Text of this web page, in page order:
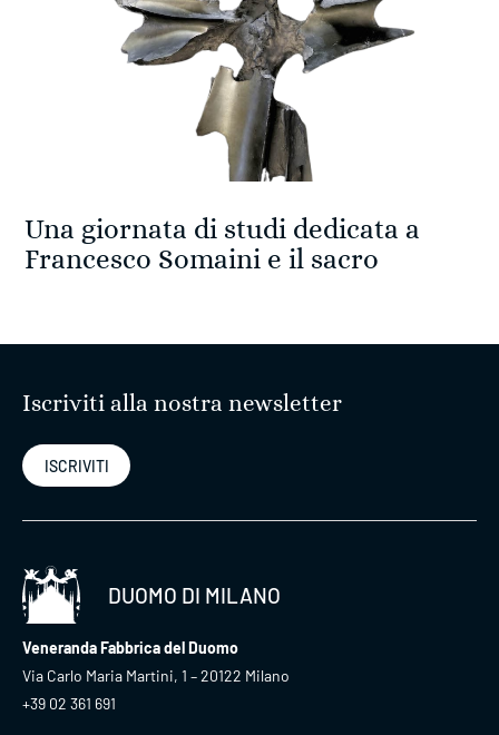
Una giornata di studi dedicata a
Francesco Somaini e il sacro
Iscriviti alla nostra newsletter
ISCRIVITI
DUOMO DI MILANO
Veneranda Fabbrica del Duomo
Via Carlo Maria Martini, 1 – 20122 Milano
+39 02 361 691